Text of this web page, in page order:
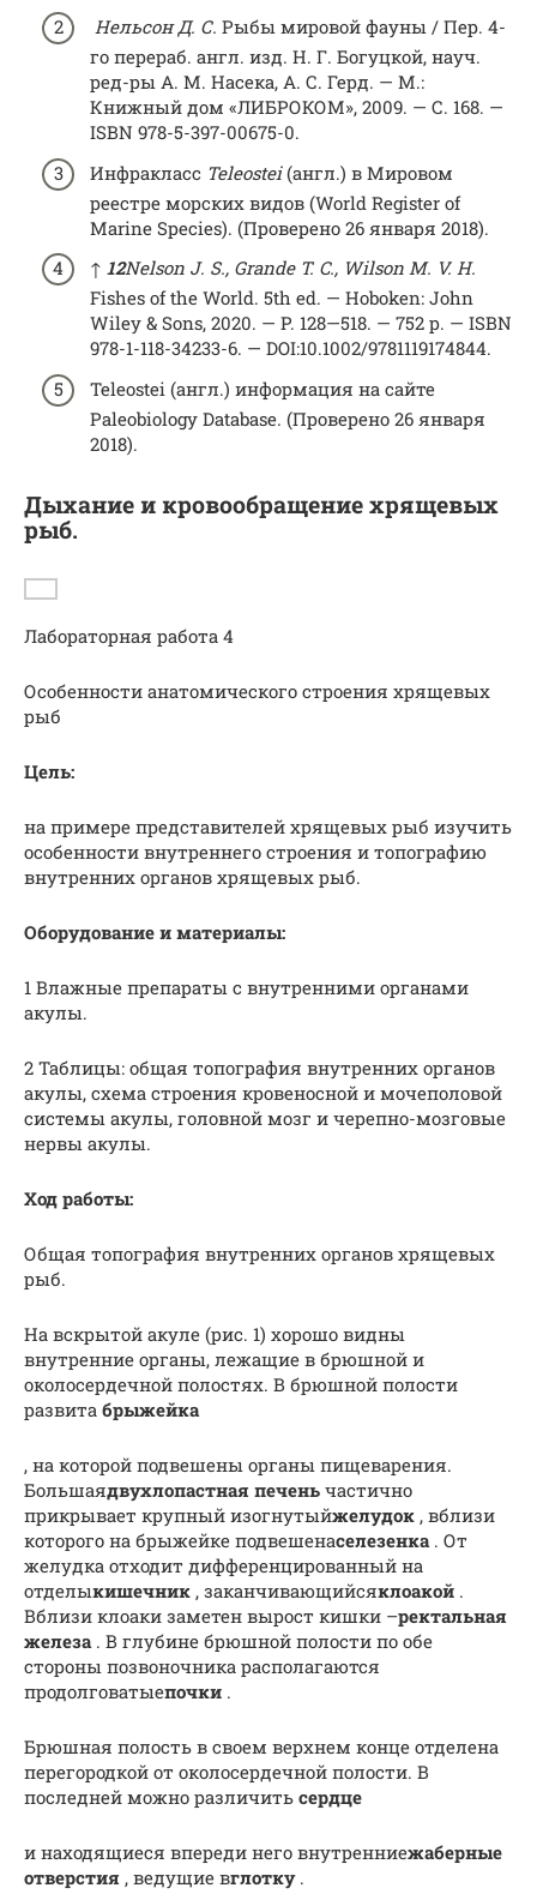
Нельсон Д. С. Рыбы мировой фауны / Пер. 4-
го перераб. англ. изд. Н. Г. Богуцкой, науч.
ред-ры А. М. Насека, А. С. Герд. — М.:
Книжный дом «ЛИБРОКОМ», 2009. — С. 168. —
ISBN 978-5-397-00675-0.
Инфракласс Teleostei(англ.) в Мировом
реестре морских видов (World Register of
Marine Species). (Проверено 26 января 2018).
↑ 12Nelson J. S., Grande T. C., Wilson M. V. H.
Fishes of the World. 5th ed. — Hoboken: John
Wiley & Sons, 2020. — P. 128—518. — 752 p. — ISBN
978-1-118-34233-6. — DOI:10.1002/9781119174844.
Teleostei (англ.) информация на сайте
Paleobiology Database. (Проверено 26 января
2018).
Дыхание и кровообращение хрящевых
рыб.
Лабораторная работа 4
Особенности анатомического строения хрящевых
рыб
Цель:
на примере представителей хрящевых рыб изучить
особенности внутреннего строения и топографию
внутренних органов хрящевых рыб.
Оборудование и материалы:
1 Влажные препараты с внутренними органами
акулы.
2 Таблицы: общая топография внутренних органов
акулы, схема строения кровеносной и мочеполовой
системы акулы, головной мозг и черепно-мозговые
нервы акулы.
Ход работы:
Общая топография внутренних органов хрящевых
рыб.
На вскрытой акуле (рис. 1) хорошо видны
внутренние орга­ны, лежащие в брюшной и
околосердечной полостях. В брюш­ной полости
развита брыжейка
, на которой подвешены ор­ганы пищеварения.
Большаядвухлопастная печень частично
прикрывает крупный изогнутыйжелудок , вблизи
которого на брыжейке подвешенаселезенка . От
желудка отходит дифференцированный на
отделыкишечник , заканчивающийсяклоакой .
Вблизи клоаки заметен вырост кишки –ректальная
железа . В глубине брюшной полости по обе
стороны позвоночника располагаются
продолговатыепочки .
Брюшная полость в своем верхнем конце отделена
перего­родкой от околосердечной полости. В
последней можно разли­чить сердце
и находящиеся впереди него внутренниежаберные
отверстия , ведущие вглотку.